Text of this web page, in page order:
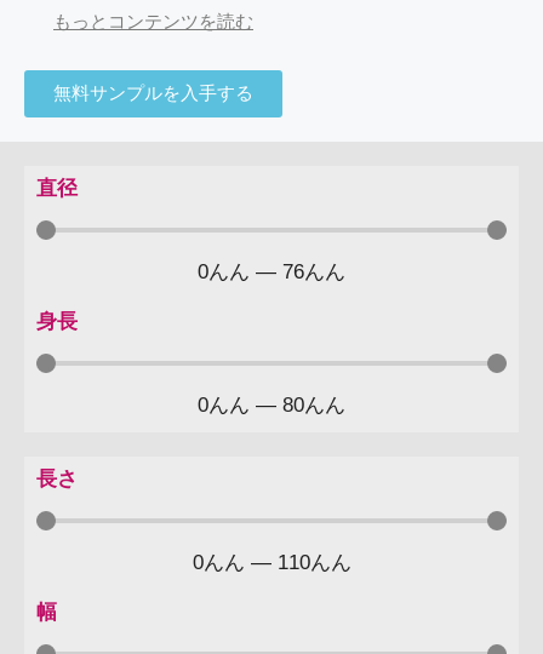
もっとコンテンツを読む
無料サンプルを入手する
直径
0んん — 76んん
身長
0んん — 80んん
長さ
0んん — 110んん
幅